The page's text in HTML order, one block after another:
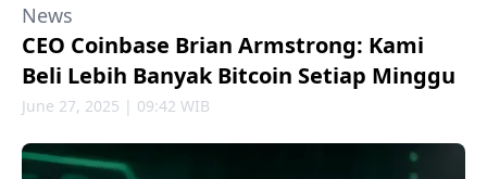
News
CEO Coinbase Brian Armstrong: Kami
Beli Lebih Banyak Bitcoin Setiap Minggu
June 27, 2025 | 09:42 WIB